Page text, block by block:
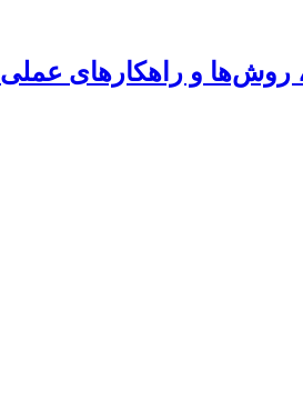
روش‌ها و راهکارهای عملی